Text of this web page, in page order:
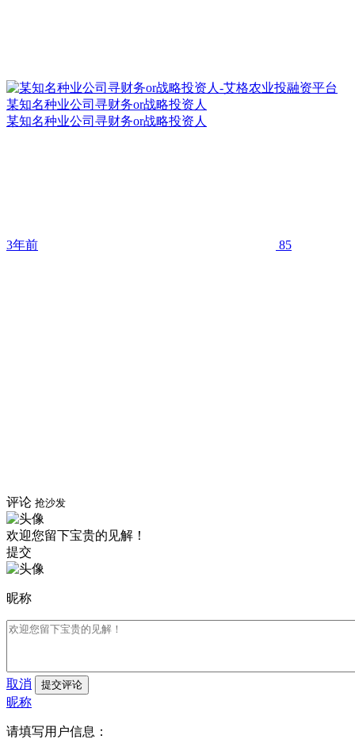
某知名种业公司寻财务or战略投资人
某知名种业公司寻财务or战略投资人
3年前 85
评论 抢沙发
欢迎您留下宝贵的见解！
提交
昵称
取消 提交评论
昵称
请填写用户信息：